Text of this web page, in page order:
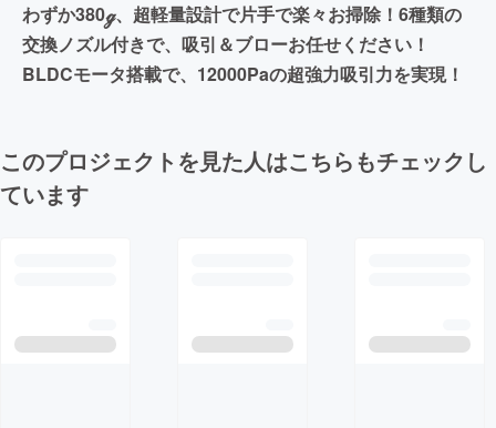
わずか380ℊ、超軽量設計で片手で楽々お掃除！6種類の
交換ノズル付きで、吸引＆ブローお任せください！
BLDCモータ搭載で、12000Paの超強力吸引力を実現！
このプロジェクトを見た人はこちらもチェックし
ています